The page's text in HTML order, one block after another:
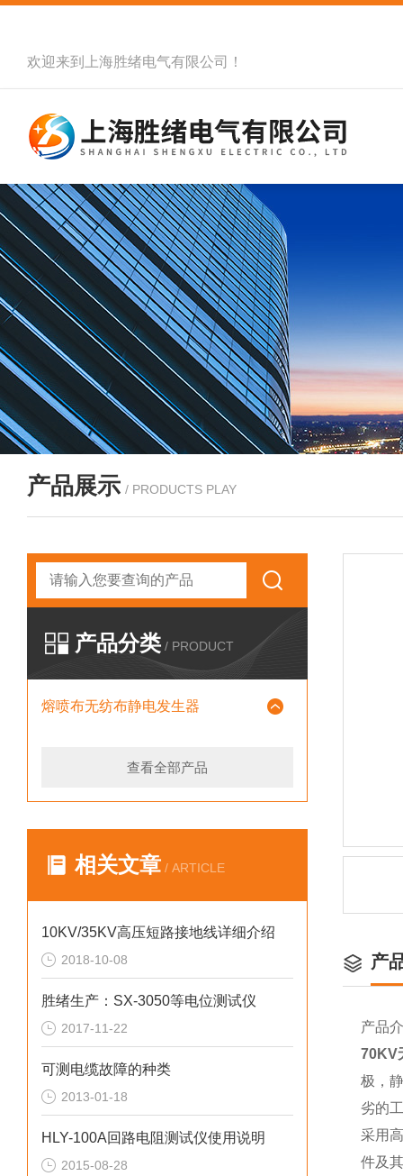
欢迎来到 上海胜绪电气有限公司 ！
产品展示 / PRODUCTS PLAY
产品分类 / PRODUCT
熔喷布无纺布静电发生器
查看全部产品
相关文章 / ARTICLE
10KV/35KV高压短路接地线详细介绍
2018-10-08
胜绪生产：SX-3050等电位测试仪
2017-11-22
可测电缆故障的种类
2013-01-18
HLY-100A回路电阻测试仪使用说明
2015-08-28
产
产品
70KV
极，
劣的
采用
件及